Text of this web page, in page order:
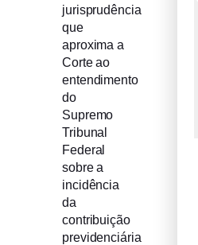
jurisprudência
que
aproxima a
Corte ao
entendimento
do
Supremo
Tribunal
Federal
sobre a
incidência
da
contribuição
previdenciária
Comitê Gestor
do IBS propõe
reter metade de